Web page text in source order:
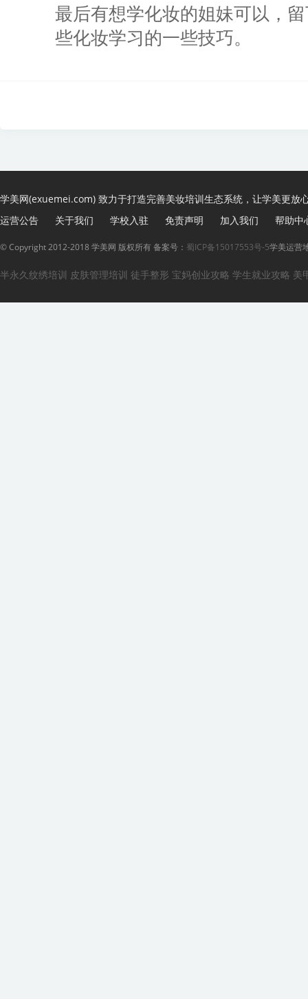
最后有想学化妆的姐妹可以，
些化妆学习的一些技巧。
学美网(exuemei.com) 致力于打造完善美妆培训生态系统，让学美更放
运营公告
关于我们 学校入驻 免责声明 加入我们 帮助中
© Copyright 2012-2018 学美网 版权所有 备案号： 蜀ICP备15017553号-5学美运营
半永久纹绣培训 皮肤管理培训 徒手整形 宝妈创业攻略 学生就业攻略 美